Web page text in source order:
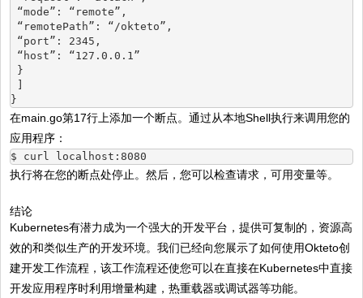
“mode”: “remote”,
“remotePath”: “/okteto”,
“port”: 2345,
“host”: “127.0.0.1”
}
}
在main.go第17行上添加一个断点。通过从本地Shell执行来调用您的
应用程序：
$ curl localhost:8080
执行将在您的断点处停止。然后，您可以检查请求，可用变量等。
结论
Kubernetes有潜力成为一个强大的开发平台，提供可复制的，资源高
效的和类似生产的开发环境。我们已经向您展示了如何使用Okteto创
建开发工作流程，该工作流程还使您可以在直接在Kubernetes中直接
开发应用程序时利用增量构建，热重载器或调试器等功能。